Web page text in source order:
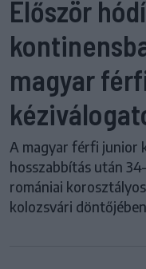
Először
magyar
A magyar férfi junior
hosszabbítás után
romániai
kolozsvári